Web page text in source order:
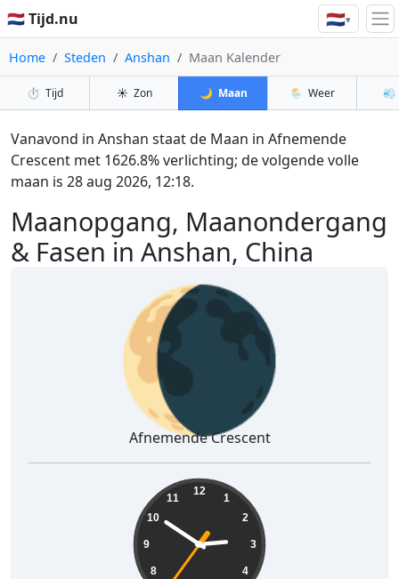
🇳🇱 Tijd.nu 🇳🇱▾
Home Steden Anshan Maan Kalender
⏱️ Tijd ☀️ Zon 🌙 Maan 🌦️ Weer 💨
Maanopgang, Maanondergang
& Fasen in Anshan, China
Vanavond in Anshan staat de Maan in Afnemende
Crescent met 1626.8% verlichting; de volgende volle
maan is 28 aug 2026, 12:18.
🌘
Afnemende Crescent
12
1
2
3
4
8
9
10
11